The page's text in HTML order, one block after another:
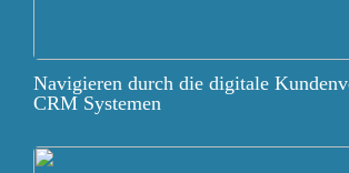
Navigieren durch die digitale
CRM Systemen